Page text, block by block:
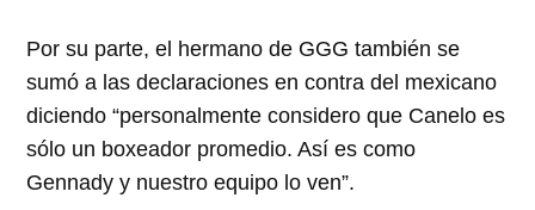
Por su parte, el hermano de GGG también se
sumó a las declaraciones en contra del mexicano
diciendo “personalmente considero que Canelo es
sólo un boxeador promedio. Así es como
Gennady y nuestro equipo lo ven”.